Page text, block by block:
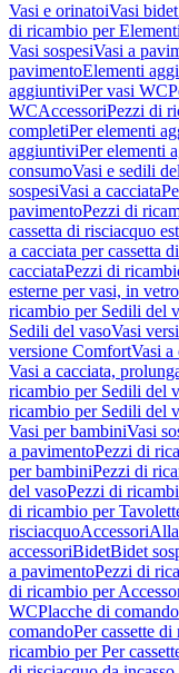
Vasi e orinatoiVasi
di ricambio per
Vasi sospesiVasi a
pavimentoElementi
aggiuntiviPer vasi WC
WCAccessoriPezzi di
completiPer elementi
aggiuntiviPer elementi
consumoVasi e sedili
sospesiVasi a cacciata
pavimentoPezzi di
cassetta di risciacquo
a cacciata per cassetta
cacciataPezzi di
esterne per vasi, in
ricambio per Sedili del
Sedili del vasoVasi
versione ComfortVasi a
Vasi a cacciata,
ricambio per Sedili del
ricambio per Sedili del
Vasi per bambiniVasi
a pavimentoPezzi di
per bambiniPezzi di
del vasoPezzi di
di ricambio per
risciacquoAccessori
accessoriBidetBidet
a pavimentoPezzi di
di ricambio per
WCPlacche di comando
comandoPer cassette
ricambio per Per